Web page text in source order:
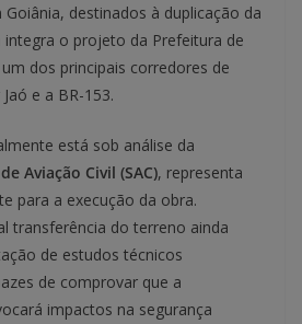
Goiânia, destinados à duplicação da
integra o projeto da Prefeitura de
dos principais corredores de
e a BR-153.
está sob análise da
Aviação Civil (SAC), representa
para a execução da obra.
transferência do terreno ainda
de estudos técnicos
de comprovar que a
impactos na segurança